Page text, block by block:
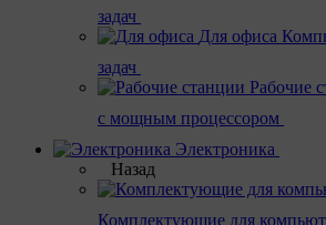
задач
Для офиса
задач
Рабочие
с мощным процессором
Электроника
Назад
Комплектующие для